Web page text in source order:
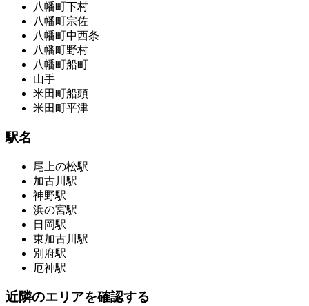
八幡町下村
八幡町宗佐
八幡町中西条
八幡町野村
八幡町船町
山手
米田町船頭
米田町平津
駅名
尾上の松駅
加古川駅
神野駅
浜の宮駅
日岡駅
東加古川駅
別府駅
厄神駅
近隣のエリアを確認する